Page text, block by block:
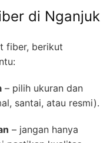
di Nganjuk
fiber, berikut
– pilih ukuran dan
santai, atau resmi).
– jangan hanya